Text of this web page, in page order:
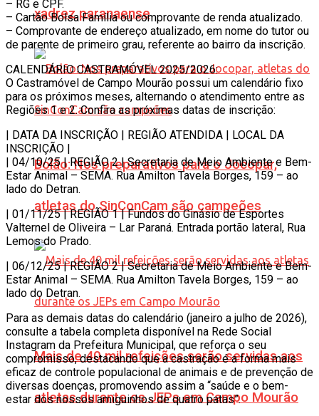
xadrez paranaense
Bolão: Nos preparativos para o Jocopar,
atletas do SinConCam são campeões
Mais de 40 mil refeições serão servidas aos
atletas durante os JEPs em Campo Mourão
– RG e CPF.
– Cartão Bolsa Família ou comprovante de renda atualizado.
– Comprovante de endereço atualizado, em nome do tutor ou
de parente de primeiro grau, referente ao bairro da inscrição.
CALENDÁRIO CASTRAMÓVEL 2025/2026:
O Castramóvel de Campo Mourão possui um calendário fixo
para os próximos meses, alternando o atendimento entre as
Regiões 1 e 2. Confira as próximas datas de inscrição:
| DATA DA INSCRIÇÃO | REGIÃO ATENDIDA | LOCAL DA
INSCRIÇÃO |
| 04/10/25 | REGIÃO 2 | Secretaria de Meio Ambiente e Bem-
Estar Animal – SEMA. Rua Amilton Tavela Borges, 159 – ao
lado do Detran.
| 01/11/25 | REGIÃO 1 | Fundos do Ginásio de Esportes
Valternel de Oliveira – Lar Paraná. Entrada portão lateral, Rua
Lemos do Prado.
| 06/12/25 | REGIÃO 2 | Secretaria de Meio Ambiente e Bem-
Estar Animal – SEMA. Rua Amilton Tavela Borges, 159 – ao
lado do Detran.
Para as demais datas do calendário (janeiro a julho de 2026),
consulte a tabela completa disponível na Rede Social
Instagram da Prefeitura Municipal, que reforça o seu
compromisso, destacando que a castração é a forma mais
eficaz de controle populacional de animais e de prevenção de
diversas doenças, promovendo assim a “saúde e o bem-
estar dos nossos amiguinhos de quatro patas”.